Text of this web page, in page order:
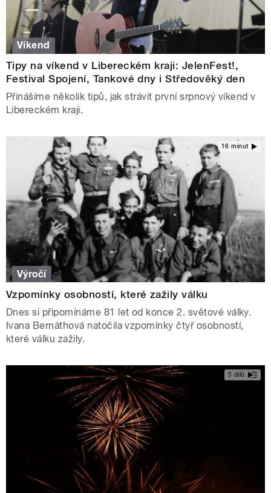
Víkend
Tipy na víkend v Libereckém kraji: JelenFest!,
Festival Spojení, Tankové dny i Středověký den
Přinášíme několik tipů, jak strávit první srpnový víkend v
Libereckém kraji.
16 minut
Výročí
Vzpomínky osobností, které zažily válku
Dnes si připomínáme 81 let od konce 2. světové války.
Ivana Bernáthová natočila vzpomínky čtyř osobností,
které válku zažily.
5 dílů